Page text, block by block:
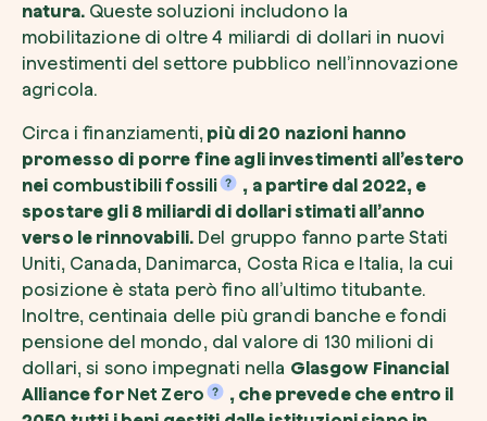
natura.Queste soluzioni includono la
mobilitazione di oltre 4 miliardi di dollari in nuovi
investimenti del settore pubblico nell’innovazione
agricola.
Circa i finanziamenti, più di 20 nazioni hanno
promesso di porre fine agli investimenti all’estero
nei combustibili fossili
, a partire dal 2022, e
spostare gli 8 miliardi di dollari stimati all’anno
verso le rinnovabili.Del gruppo fanno parte Stati
Uniti, Canada, Danimarca, Costa Rica e Italia, la cui
posizione è stata però fino all’ultimo titubante.
Inoltre, centinaia delle più grandi banche e fondi
pensione del mondo, dal valore di 130 milioni di
dollari, si sono impegnati nella Glasgow Financial
Alliance forNet Zero
, che prevede che entro il
Guarda i tuoi alberi crescere dallo spazio
tecnologia satellitare.
Inizia a esplorare